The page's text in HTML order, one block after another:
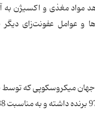
مواد مغذی و اکسیژن به
و عوامل عفونت‌زای
میکروسکوپی که